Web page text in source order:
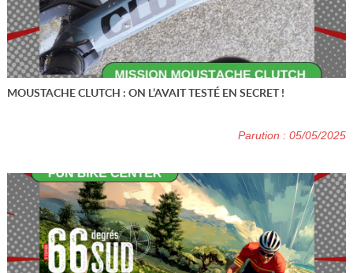
MOUSTACHE CLUTCH : ON L’AVAIT TESTÉ EN SECRET !
Parution : 05/05/2025